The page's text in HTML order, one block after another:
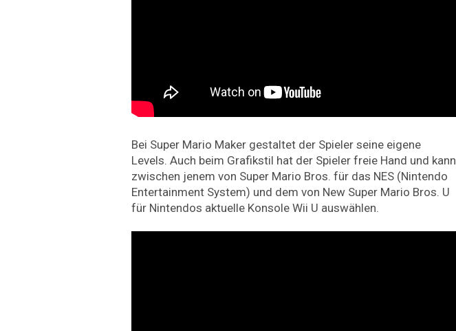
Bei Super Mario Maker gestaltet der Spieler seine eigene
Levels. Auch beim Grafikstil hat der Spieler freie Hand und kann
zwischen jenem von Super Mario Bros. für das NES (Nintendo
Entertainment System) und dem von New Super Mario Bros. U
für Nintendos aktuelle Konsole Wii U auswählen.